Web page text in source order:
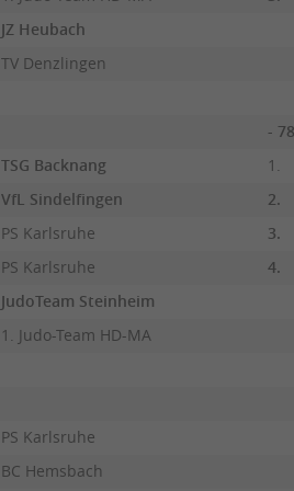
JZ Heubach
TV Denzlingen
-
TSG Backnang 1.
VfL Sindelfingen 2.
PS Karlsruhe 3.
PS Karlsruhe 4.
JudoTeam Steinheim
1. Judo-Team HD-MA
PS Karlsruhe
BC Hemsbach